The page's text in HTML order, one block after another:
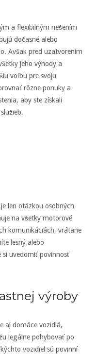
a flexibilným riešením
dočasné alebo
Avšak pred uzatvorením
jeho výhody a
voľbu pre svoju
rôzne ponuky a
aby ste získali
len otázkou osobných
na všetky motorové
komunikáciách, vrátane
lesný alebo
si uvedomiť povinnosť
výroby
aj domáce vozidlá,
legálne pohybovať po
vozidiel sú povinní